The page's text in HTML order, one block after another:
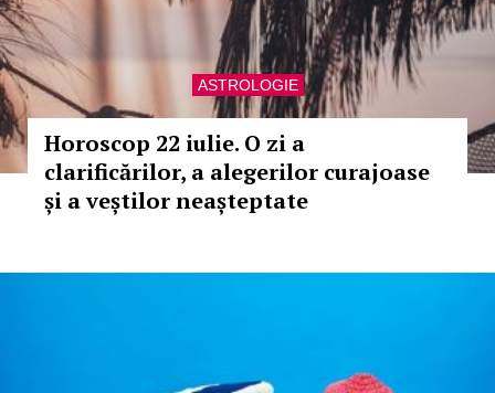
ASTROLOGIE
Horoscop 22 iulie. O zi a
clarificărilor, a alegerilor curajoase
și a veștilor neașteptate